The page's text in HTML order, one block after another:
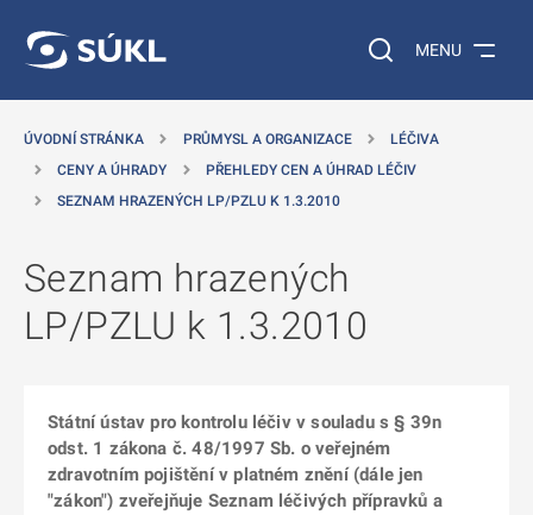
Vyhledávání na
MENU
ÚVODNÍ STRÁNKA PRŮMYSL A ORGANIZACE
LÉČIVA
CENY A ÚHRADY
PŘEHLEDY CEN A ÚHRAD LÉČIV
SEZNAM HRAZENÝCH LP/PZLU K 1.3.2010
Seznam hrazených
LP/PZLU k 1.3.2010
Státní ústav pro kontrolu léčiv v souladu s § 39n
odst. 1 zákona č. 48/1997 Sb. o veřejném
zdravotním pojištění v platném znění (dále jen
"zákon") zveřejňuje Seznam léčivých přípravků a